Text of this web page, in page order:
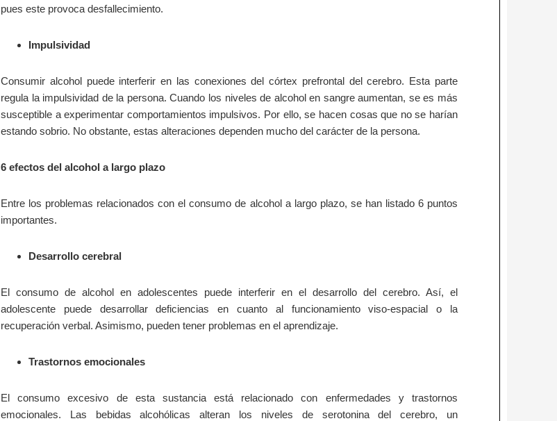
pues este provoca desfallecimiento.
Impulsividad
Consumir alcohol puede interferir en las conexiones del córtex prefrontal del cerebro. Esta parte
regula la impulsividad de la persona. Cuando los niveles de alcohol en sangre aumentan, se es más
susceptible a experimentar comportamientos impulsivos. Por ello, se hacen cosas que no se harían
estando sobrio. No obstante, estas alteraciones dependen mucho del carácter de la persona.
6 efectos del alcohol a largo plazo
Entre los problemas relacionados con el consumo de alcohol a largo plazo, se han listado 6 puntos
importantes.
Desarrollo cerebral
El consumo de alcohol en adolescentes puede interferir en el desarrollo del cerebro. Así, el
adolescente puede desarrollar deficiencias en cuanto al funcionamiento viso-espacial o la
recuperación verbal. Asimismo, pueden tener problemas en el aprendizaje.
Trastornos emocionales
El consumo excesivo de esta sustancia está relacionado con enfermedades y trastornos
emocionales. Las bebidas alcohólicas alteran los niveles de serotonina del cerebro, un